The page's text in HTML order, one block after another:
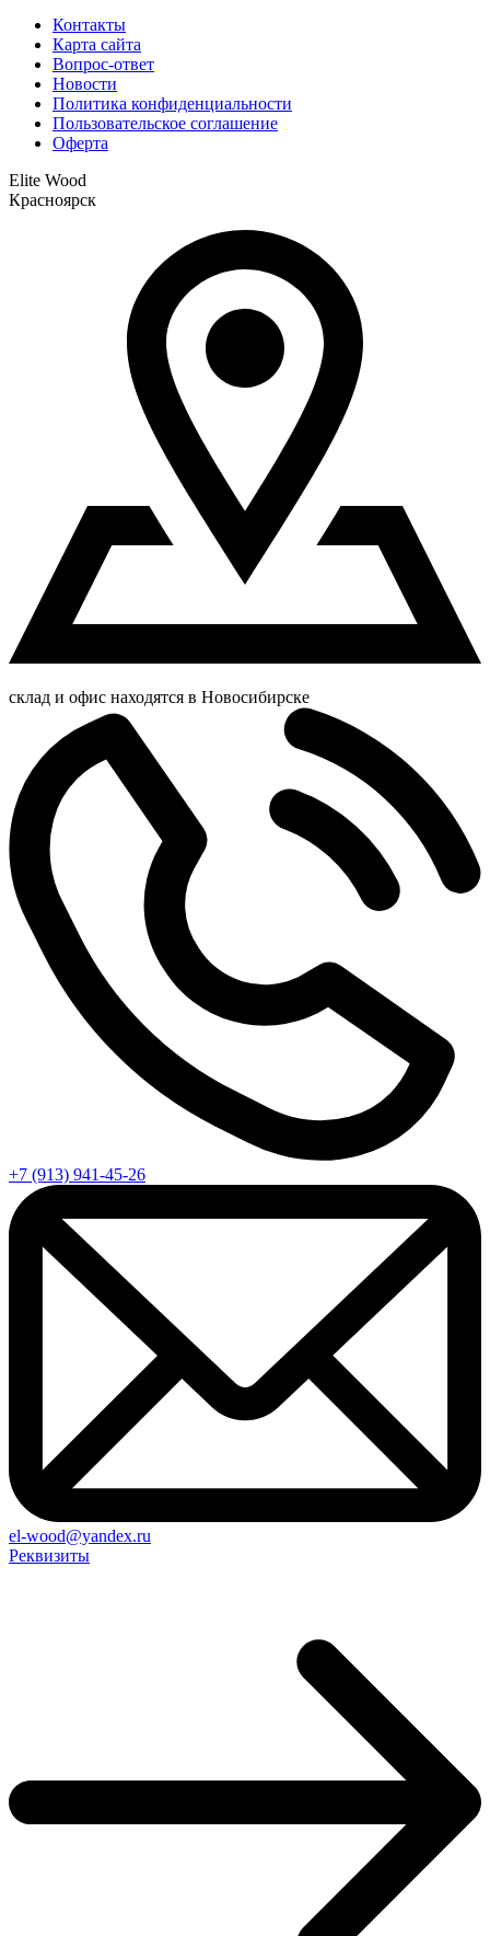
Контакты
Карта сайта
Вопрос-ответ
Новости
Политика конфиденциальности
Пользовательское соглашение
Оферта
Elite Wood
Красноярск
склад и офис находятся в Новосибирске
+7 (913) 941-45-26
el-wood@yandex.ru
Реквизиты